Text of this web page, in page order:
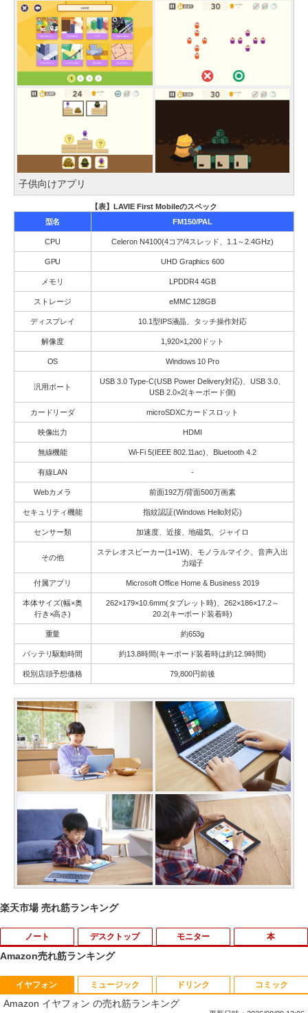
子供向けアプリ
【表】LAVIE First Mobileのスペック
型名
FM150/PAL
CPU Celeron N4100(4コア/4スレッド、1.1～2.4GHz)
GPU UHD Graphics 600
メモリ LPDDR4 4GB
ストレージ eMMC 128GB
ディスプレイ 10.1型IPS液晶、タッチ操作対応
解像度 1,920×1,200ドット
OS Windows 10 Pro
汎用ポート
USB 3.0 Type-C(USB Power Delivery対応)、USB 3.0、
USB 2.0×2(キーボード側)
カードリーダ microSDXCカードスロット
映像出力 HDMI
無線機能 Wi-Fi 5(IEEE 802.11ac)、Bluetooth 4.2
有線LAN -
Webカメラ 前面192万/背面500万画素
セキュリティ機能 指紋認証(Windows Hello対応)
センサー類 加速度、近接、地磁気、ジャイロ
その他
ステレオスピーカー(1+1W)、モノラルマイク、音声入出
力端子
付属アプリ Microsoft Office Home & Business 2019
本体サイズ(幅×奥
行き×高さ)
262×179×10.6mm(タブレット時)、262×186×17.2～
20.2(キーボード装着時)
重量 約653g
バッテリ駆動時間 約13.8時間(キーボード装着時は約12.9時間)
税別店頭予想価格 79,800円前後
楽天市場 売れ筋ランキング
ノート
1
【★最大100%ポイント】【大特価!訳あ
り!】富士通 LIFEBOOK A576/第6世代 C
デスクトップ モニター
1
富士通 Fujitsu 液晶モニター VL-17CST
17インチ スクエア ホワイト LCD LEDバ
本
1
ちいかわ なんか小さくてかわいいやつ
（1） （ワイドKC） [ ナガノ ]
Amazon売れ筋ランキング
イヤフォン
Amazon イヤフォン の売れ筋ランキング
ミュージック ドリンク コミック